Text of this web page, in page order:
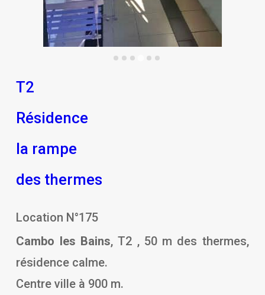
T2
Résidence
la rampe
des thermes
Location N°175
Cambo les Bains, T2 , 50 m des thermes,
résidence calme.
Centre ville à 900 m.